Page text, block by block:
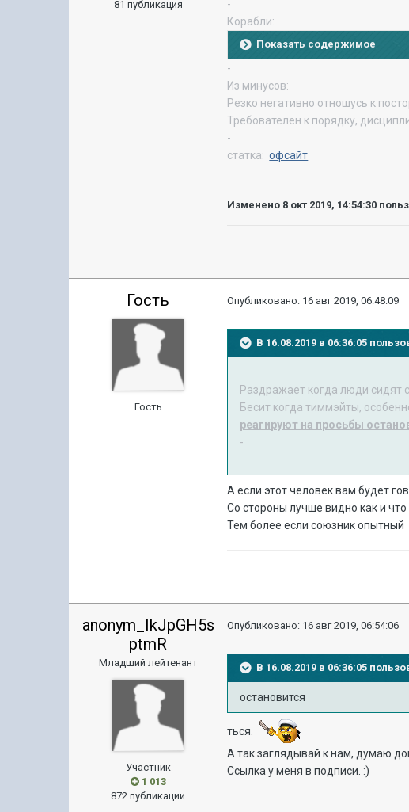
81 публикация
-
Корабли:
Показать содержимое
-
Из минусов:
Резко негативно отношусь к
Требователен к порядку,
-
статка:офсайт
Изменено 8 окт 2019, 14:54:30
Гость
Гость
Опубликовано: 16 авг 2019, 06:48:09
В 16.08.2019 в 06:36:05
Раздражает когда люди сидят
Бесит когда тиммэйты,
реагируют на просьбы
-
А если этот человек вам будет
Со стороны лучше видно как и
Тем более если союзник опытный
anonym_IkJpGH5s
ptmR
Младший лейтенант
Участник
1 013
872 публикации
Опубликовано: 16 авг 2019, 06:54:06
В 16.08.2019 в 06:36:05
остановится
ться.
А так заглядывай к нам, думаю
Ссылка у меня в подписи. :)